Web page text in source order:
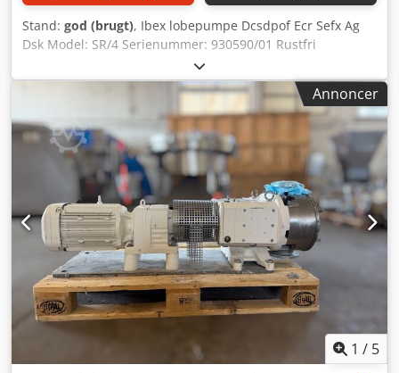
Stand: god (brugt), Ibex lobepumpe Dcsdpof Ecr Sefx Ag
Dsk Model: SR/4 Serienummer: 930590/01 Rustfri
lobepumpe på stel, 50 mm ind- og udløbsrør, 3 kW motor,
3-faset
Annoncer
1 / 5